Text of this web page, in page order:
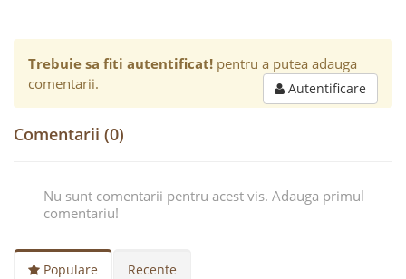
Trebuie sa fiti autentificat! pentru a putea adauga
comentarii.
Autentificare
Comentarii (0)
Nu sunt comentarii pentru acest vis. Adauga primul
comentariu!
Populare Recente